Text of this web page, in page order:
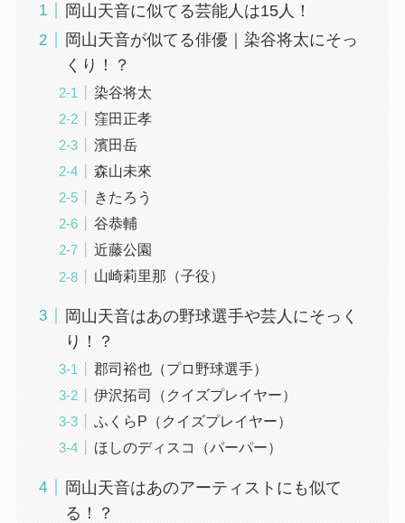
岡山天音に似てる芸能人は15人！
岡山天音が似てる俳優｜染谷将太にそっ
くり！？
染谷将太
窪田正孝
濱田岳
森山未來
きたろう
谷恭輔
近藤公園
山崎莉里那（子役）
岡山天音はあの野球選手や芸人にそっく
り！？
郡司裕也（プロ野球選手）
伊沢拓司（クイズプレイヤー）
ふくらP（クイズプレイヤー）
ほしのディスコ（パーパー）
岡山天音はあのアーティストにも似て
る！？